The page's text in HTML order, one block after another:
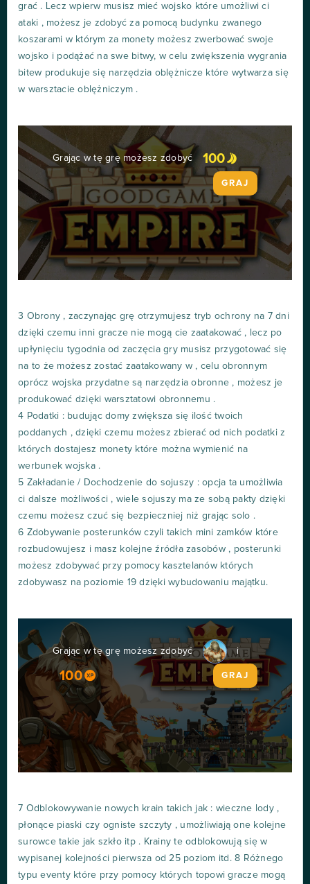
grać . Lecz wpierw musisz mieć wojsko które umożliwi ci
ataki , możesz je zdobyć za pomocą budynku zwanego
koszarami w którym za monety możesz zwerbować swoje
wojsko i podążać na swe bitwy, w celu zwiększenia wygrania
bitew produkuje się narzędzia oblężnicze które wytwarza się
w warsztacie oblężniczym .
Grając w tę grę możesz zdobyć 100
GRAJ
3 Obrony , zaczynając grę otrzymujesz tryb ochrony na 7 dni
dzięki czemu inni gracze nie mogą cie zaatakować , lecz po
upłynięciu tygodnia od zaczęcia gry musisz przygotować się
na to że możesz zostać zaatakowany w , celu obronnym
oprócz wojska przydatne są narzędzia obronne , możesz je
produkować dzięki warsztatowi obronnemu .
4 Podatki : budując domy zwiększa się ilość twoich
poddanych , dzięki czemu możesz zbierać od nich podatki z
których dostajesz monety które można wymienić na
werbunek wojska .
5 Zakładanie / Dochodzenie do sojuszy : opcja ta umożliwia
ci dalsze możliwości , wiele sojuszy ma ze sobą pakty dzięki
czemu możesz czuć się bezpieczniej niż grając solo .
6 Zdobywanie posterunków czyli takich mini zamków które
rozbudowujesz i masz kolejne źródła zasobów , posterunki
możesz zdobywać przy pomocy kasztelanów których
zdobywasz na poziomie 19 dzięki wybudowaniu majątku.
Grając w tę grę możesz zdobyć i
100 GRAJ
7 Odblokowywanie nowych krain takich jak : wieczne lody ,
płonące piaski czy ogniste szczyty , umożliwiają one kolejne
surowce takie jak szkło itp . Krainy te odblokowują się w
wypisanej kolejności pierwsza od 25 poziom itd. 8 Różnego
typu eventy które przy pomocy których topowi gracze mogą